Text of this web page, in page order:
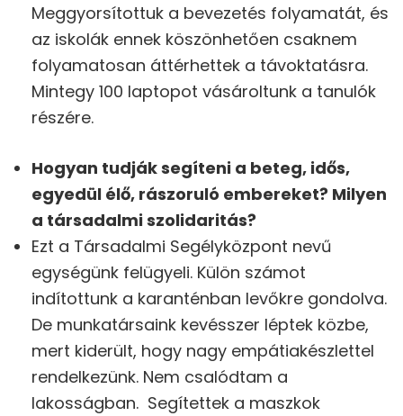
Meggyorsítottuk a bevezetés folyamatát, és
az iskolák ennek köszönhetően csaknem
folyamatosan áttérhettek a távoktatásra.
Mintegy 100 laptopot vásároltunk a tanulók
részére.
Hogyan tudják segíteni a beteg, idős,
egyedül élő, rászoruló embereket? Milyen
a társadalmi szolidaritás?
Ezt a Társadalmi Segélyközpont nevű
egységünk felügyeli. Külön számot
indítottunk a karanténban levőkre gondolva.
De munkatársaink kevésszer léptek közbe,
mert kiderült, hogy nagy empátiakészlettel
rendelkezünk. Nem csalódtam a
lakosságban. Segítettek a maszkok